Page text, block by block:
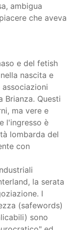
ambigua
che aveva
e del fetish
nascita e
Brianza. Questi
ma vere e
l'ingresso è
lombarda del
con
la serata
I
(safewords)
sono